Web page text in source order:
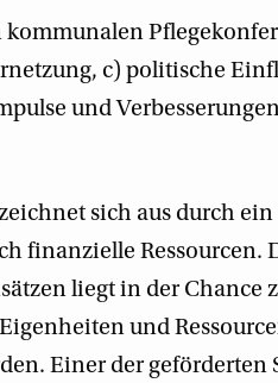
kommunalen
c) politische
und
sich aus durch ein
finanzielle Ressourcen.
liegt in der Chance
und
Einer der geförderten